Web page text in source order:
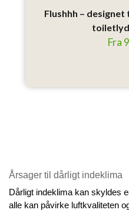
Flushhh –
Fra
Årsager til dårligt indeklima
Dårligt indeklima kan skyldes
alle kan påvirke luftkvaliteten